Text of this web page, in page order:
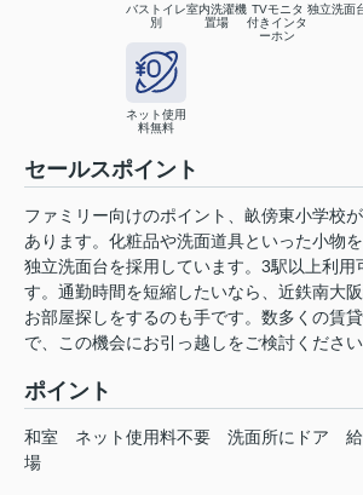
バストイレ
別
室内洗濯機
置場
TVモニタ
付きインタ
ーホン
独立洗面
ネット使用
料無料
セールスポイント
ファミリー向けのポイント、畝傍東小学校
あります。化粧品や洗面道具といった小物
独立洗面台を採用しています。3駅以上利用
す。通勤時間を短縮したいなら、近鉄南大
お部屋探しをするのも手です。数多くの賃
で、この機会にお引っ越しをご検討ください
ポイント
和室 ネット使用料不要 洗面所にドア
場